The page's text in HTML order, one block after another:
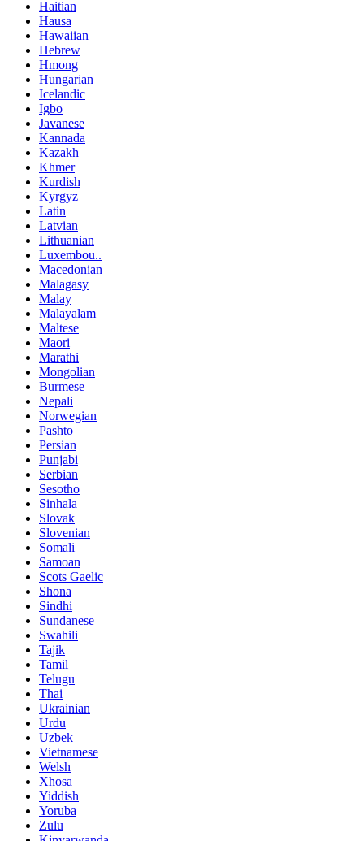
Haitian
Hausa
Hawaiian
Hebrew
Hmong
Hungarian
Icelandic
Igbo
Javanese
Kannada
Kazakh
Khmer
Kurdish
Kyrgyz
Latin
Latvian
Lithuanian
Luxembou..
Macedonian
Malagasy
Malay
Malayalam
Maltese
Maori
Marathi
Mongolian
Burmese
Nepali
Norwegian
Pashto
Persian
Punjabi
Serbian
Sesotho
Sinhala
Slovak
Slovenian
Somali
Samoan
Scots Gaelic
Shona
Sindhi
Sundanese
Swahili
Tajik
Tamil
Telugu
Thai
Ukrainian
Urdu
Uzbek
Vietnamese
Welsh
Xhosa
Yiddish
Yoruba
Zulu